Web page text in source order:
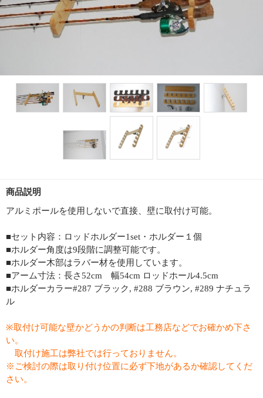
商品説明
アルミポールを使用しないで直接、壁に取付け可能。
■セット内容：ロッドホルダー1set・ホルダー１個
■ホルダー角度は9段階に調整可能です。
■ホルダー木部はラバー材を使用しています。
■アーム寸法：長さ52cm 幅54cm ロッドホール4.5cm
■ホルダーカラー#287 ブラック, #288 ブラウン, #289 ナチュラ
ル
※取付け可能な壁かどうかの判断は工務店などでお確かめ下さ
い。
取付け施工は弊社では行っておりません。
※ご検討の際は取り付け位置に必ず下地があるか確認してくだ
さい。